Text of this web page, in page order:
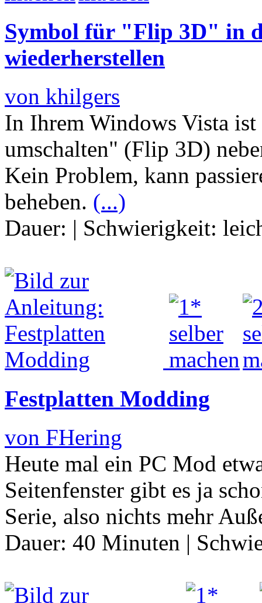
Symbol für "Flip 3D" in
wiederherstellen
von khilgers
In Ihrem Windows Vista
umschalten" (Flip 3D)
Kein Problem, kann
beheben. (...)
Dauer: | Schwierigkeit:
Festplatten Modding
von FHering
Heute mal ein PC Mod
Seitenfenster gibt es ja
Serie, also nichts mehr
Dauer: 40 Minuten |